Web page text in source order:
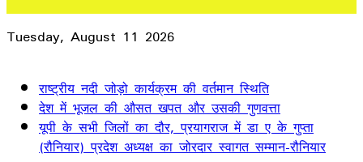
Tuesday, August 11 2026
राष्ट्रीय नदी जोड़ो कार्यक्रम की वर्तमान स्थिति
देश में भूजल की औसत खपत और उसकी गुणवत्ता
यूपी के सभी जिलों का दौर, प्रयागराज में डा ए के गुप्ता
(रौनियार) प्रदेश अध्यक्ष का जोरदार स्वागत सम्मान-रौनियार